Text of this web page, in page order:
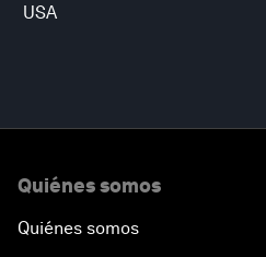
USA
Quiénes somos
Quiénes somos